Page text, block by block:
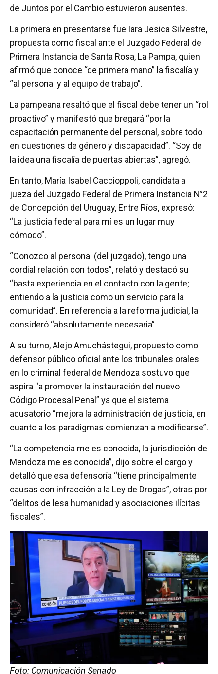
de Juntos por el Cambio estuvieron ausentes.
La primera en presentarse fue Iara Jesica Silvestre,
propuesta como fiscal ante el Juzgado Federal de
Primera Instancia de Santa Rosa, La Pampa, quien
afirmó que conoce “de primera mano” la fiscalía y
“al personal y al equipo de trabajo”.
La pampeana resaltó que el fiscal debe tener un “rol
proactivo” y manifestó que bregará “por la
capacitación permanente del personal, sobre todo
en cuestiones de género y discapacidad”. “Soy de
la idea una fiscalía de puertas abiertas”, agregó.
En tanto, María Isabel Caccioppoli, candidata a
jueza del Juzgado Federal de Primera Instancia N°2
de Concepción del Uruguay, Entre Ríos, expresó:
“La justicia federal para mí es un lugar muy
cómodo”.
“Conozco al personal (del juzgado), tengo una
cordial relación con todos”, relató y destacó su
“basta experiencia en el contacto con la gente;
entiendo a la justicia como un servicio para la
comunidad”. En referencia a la reforma judicial, la
consideró “absolutamente necesaria”.
A su turno, Alejo Amuchástegui, propuesto como
defensor público oficial ante los tribunales orales
en lo criminal federal de Mendoza sostuvo que
aspira “a promover la instauración del nuevo
Código Procesal Penal” ya que el sistema
acusatorio “mejora la administración de justicia, en
cuanto a los paradigmas comienzan a modificarse”.
“La competencia me es conocida, la jurisdicción de
Mendoza me es conocida”, dijo sobre el cargo y
detalló que esa defensoría “tiene principalmente
causas con infracción a la Ley de Drogas”, otras por
“delitos de lesa humanidad y asociaciones ilícitas
fiscales”.
Foto: Comunicación Senado